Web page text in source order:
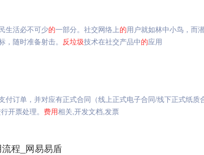
生活必不可少的一部分。社交网络上的用户就如林中小鸟，而
随时准备射击。 反垃圾技术在社交产品中的应用
付订单，并对应有正式合同（线上正式电子合同/线下正式纸质
开票处理。 费用相关,开发文档,发票
程_网易易盾